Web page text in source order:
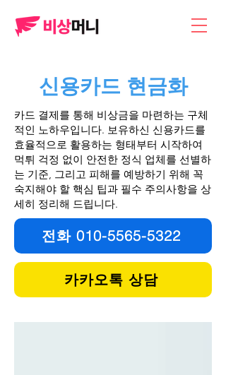
​신용카드 현금화
카드 결제를 통해 비상금을 마련하는 구체
적인 노하우입니다. 보유하신 신용카드를
효율적으로 활용하는 형태부터 시작하여
먹튀 걱정 없이 안전한 정식 업체를 선별하
는 기준, 그리고 피해를 예방하기 위해 꼭
숙지해야 할 핵심 팁과 필수 주의사항을 상
세히 정리해 드립니다.
전화 010-5565-5322
카카오톡 상담